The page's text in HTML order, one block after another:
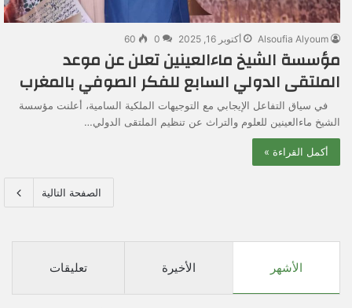
Alsoufia Alyoum أكتوبر 16, 2025 0
60
مؤسسة الشيخ ماءالعينين تعلن عن موعد
الملتقى الدولي السابع للفكر الصوفي بالمغرب
في سياق التفاعل الإيجابي مع التوجيهات الملكية السامية، أعلنت مؤسسة
الشيخ ماءالعينين للعلوم والتراث عن تنظيم الملتقى الدولي…
أكمل القراءة »
الصفحة التالية
الأشهر الأخيرة تعليقات